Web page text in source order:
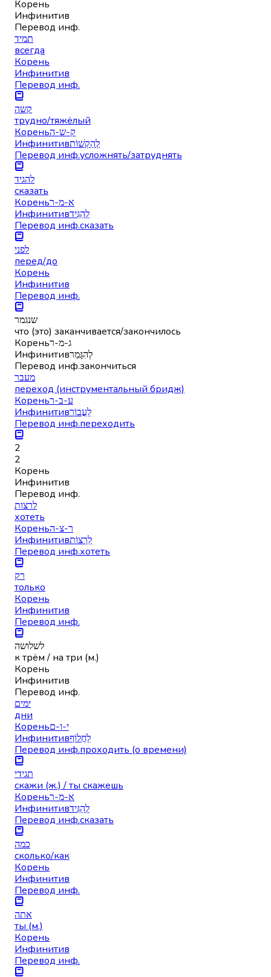
Корень
Инфинитив
Перевод инф.
תמיד
всегда
Корень
Инфинитив
Перевод инф.
קשה
трудно/тяжёлый
Кореньק-ש-ה
Инфинитивלְהַקְשׁוֹת
Перевод инф.усложнять/затруднять
להגיד
сказать
Кореньא-מ-ר
Инфинитивלְהַגִּיד
Перевод инф.сказать
לפני
перед/до
Корень
Инфинитив
Перевод инф.
שנגמר
что (это) заканчивается/закончилось
Кореньג-מ-ר
Инфинитивלְהִגָּמֵר
Перевод инф.закончиться
מעבר
переход (инструментальный бридж)
Кореньע-ב-ר
Инфинитивלַעֲבוֹר
Перевод инф.переходить
2
2
Корень
Инфинитив
Перевод инф.
לרצות
хотеть
Кореньר-צ-ה
Инфинитивלִרְצוֹת
Перевод инф.хотеть
רק
только
Корень
Инфинитив
Перевод инф.
לשלושה
к трём / на три (м.)
Корень
Инфинитив
Перевод инф.
ימים
дни
Кореньי-ו-ם
Инфинитивלַחֲלוֹף
Перевод инф.проходить (о времени)
תגידי
скажи (ж.) / ты скажешь
Кореньא-מ-ר
Инфинитивלְהַגִּיד
Перевод инф.сказать
כמה
сколько/как
Корень
Инфинитив
Перевод инф.
אתה
ты (м.)
Корень
Инфинитив
Перевод инф.